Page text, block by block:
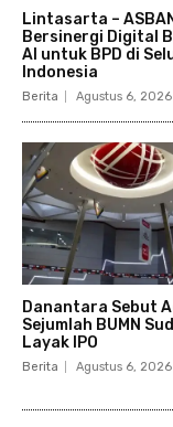
Lintasarta –
Bersinergi Digital
AI untuk BPD di
Indonesia
Berita Agustus 6, 2026
Danantara Sebut
Sejumlah BUMN
Layak IPO
Berita Agustus 6, 2026